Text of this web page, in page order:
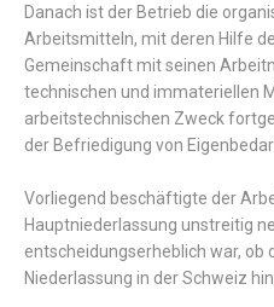
Danach ist der Betrieb die
Arbeitsmitteln, mit deren Hilfe
Gemeinschaft mit seinen
technischen und immateriellen
arbeitstechnischen Zweck
der Befriedigung von
Vorliegend beschäftigte der
Hauptniederlassung unstreitig
entscheidungserheblich war, ob
Niederlassung in der Schweiz